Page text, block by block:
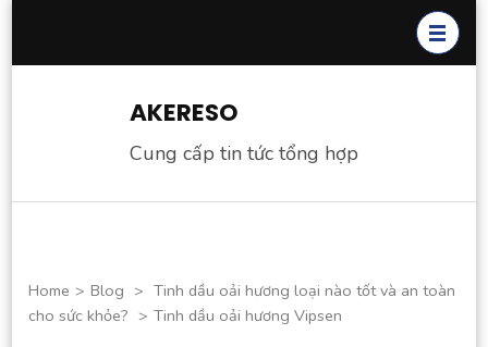
AKERESO
Cung cấp tin tức tổng hợp
Home > Blog > Tinh dầu oải hương loại nào tốt và an toàn
cho sức khỏe? > Tinh dầu oải hương Vipsen